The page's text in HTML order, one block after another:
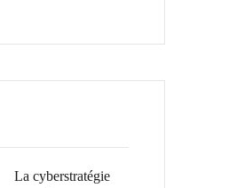
La cyberstratégie